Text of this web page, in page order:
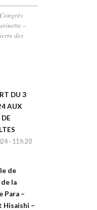
–
des
DU 3
AUX
- 11 h 20
de
la
Para –
Hisaishi –